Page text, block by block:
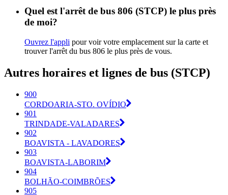
Quel est l'arrêt de bus 806 (STCP) le plus près
de moi?
Ouvrez l'appli pour voir votre emplacement sur la carte et
trouver l'arrêt du bus 806 le plus près de vous.
Autres horaires et lignes de bus (STCP)
900
CORDOARIA-STO. OVÍDIO
901
TRINDADE-VALADARES
902
BOAVISTA - LAVADORES
903
BOAVISTA-LABORIM
904
BOLHÃO-COIMBRÕES
905